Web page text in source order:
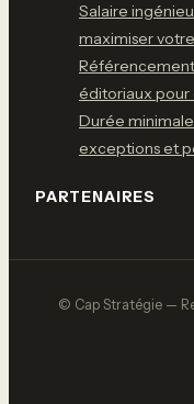
Salaire
maximiser
éditoriaux pour
Durée
exceptions et
PARTENAIRES
© Cap Stratégie —